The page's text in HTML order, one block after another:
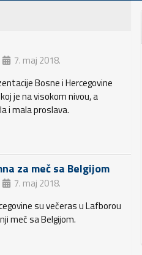
7. maj 2018.
Bosne i Hercegovine
je na visokom nivou, a
i mala proslava.
za meč sa Belgijom
7. maj 2018.
su večeras u Lafborou
meč sa Belgijom.